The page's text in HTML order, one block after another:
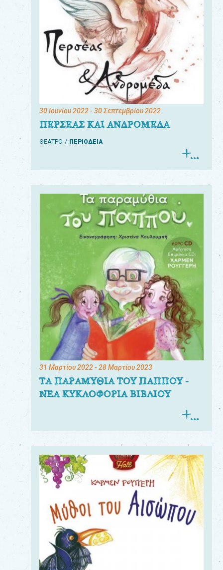
30 Ιουνίου 2022- 30 Σεπτεμβρίου 2022
ΠΕΡΣΕΑΣ ΚΑΙ ΑΝΔΡΟΜΕΔΑ
ΘΕΑΤΡΟ ΠΕΡΙΟΔΕΙΑ
31 Μαρτίου 2022- 28 Μαρτίου 2023
ΤΑ ΠΑΡΑΜΥΘΙΑ ΤΟΥ ΠΑΠΠΟΥ -
ΝΕΑ ΚΥΚΛΟΦΟΡΙΑ ΒΙΒΛΙΟΥ